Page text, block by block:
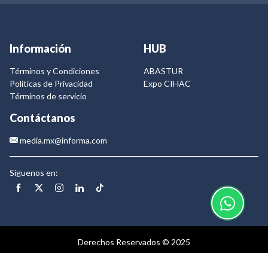
Información
Términos y Condiciones
Politicas de Privacidad
Términos de servicio
HUB
ABASTUR
Expo CIHAC
Contáctanos
media.mx@informa.com
Síguenos en:
Derechos Reservados © 2025